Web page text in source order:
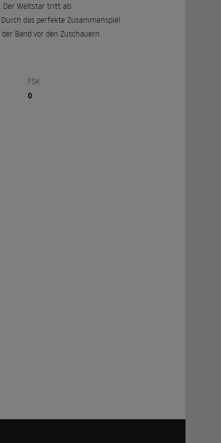
Der Weltstar tritt als
das perfekte Zusammenspiel
Band vor den Zuschauern
FSK
0